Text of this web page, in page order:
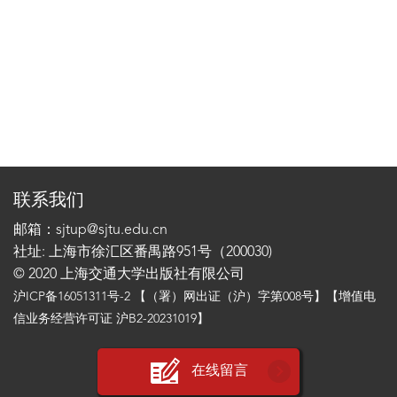
联系我们
邮箱：sjtup@sjtu.edu.cn
社址: 上海市徐汇区番禺路951号（200030)
© 2020 上海交通大学出版社有限公司
沪ICP备16051311号-2 【（署）网出证（沪）字第008号】【增值电
信业务经营许可证 沪B2-20231019】
在线留言